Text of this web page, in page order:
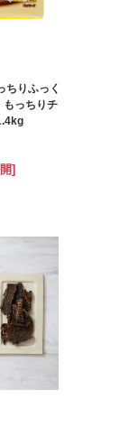
ちりふっく
もっちりチ
]